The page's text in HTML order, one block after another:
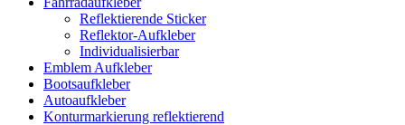
Reflektierende Sticker
Reflektor-Aufkleber
Individualisierbar
Emblem Aufkleber
Bootsaufkleber
Autoaufkleber
Konturmarkierung reflektierend